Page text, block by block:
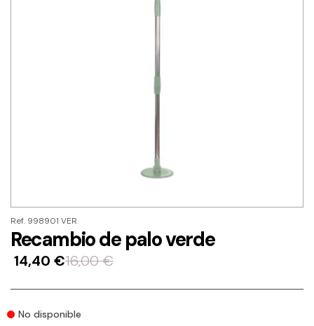
Ref. 998901 VER
Recambio de palo verde
16,00€
14,40 €
No disponible